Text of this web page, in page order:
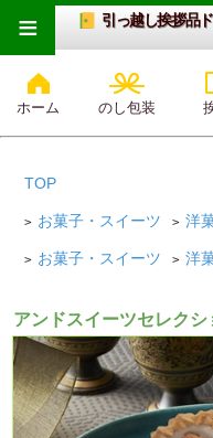
引っ越し挨拶品
ホーム のし包装
≡
TOP
> お菓子・スイーツ > 洋
> お菓子・スイーツ > 洋
アンドスイーツセレク